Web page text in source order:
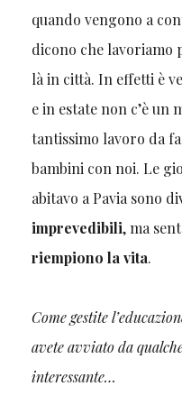
quando vengono a
dicono che lavoriamo
là in città. In effetti è
e in estate non c’è un
tantissimo lavoro da
bambini con noi. Le
abitavo a Pavia sono
imprevedibili, ma
riempiono la vita.
Come gestite
avete avviato da
interessante…